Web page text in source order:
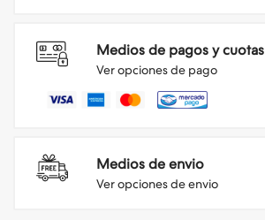
Medios de pagos y cuotas
Ver opciones de pago
Medios de envio
Ver opciones de envio